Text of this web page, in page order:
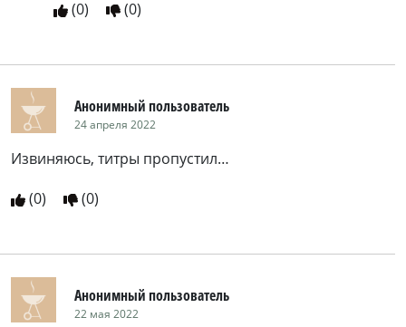
(0) (0)
Анонимный пользователь
24 апреля 2022
Извиняюсь, титры пропустил…
(0) (0)
Анонимный пользователь
22 мая 2022